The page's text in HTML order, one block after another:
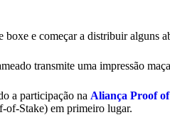
e começar a distribuir alguns
transmite uma impressão
a participação na Aliança Proof
of-Stake) em primeiro lugar.